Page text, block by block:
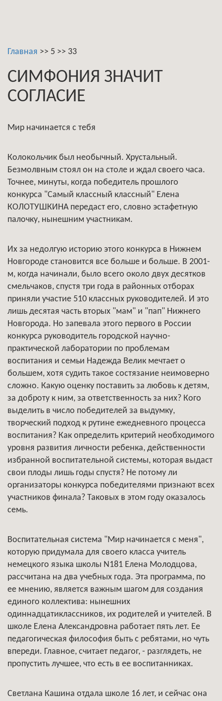
Главная >> 5 >> 33
СИМФОНИЯ ЗНАЧИТ
СОГЛАСИЕ
Мир начинается с тебя
Колокольчик был необычный. Хрустальный.
Безмолвным стоял он на столе и ждал своего часа.
Точнее, минуты, когда победитель прошлого
конкурса "Самый классный классный" Елена
КОЛОТУШКИНА передаст его, словно эстафетную
палочку, нынешним участникам.
Их за недолгую историю этого конкурса в Нижнем
Новгороде становится все больше и больше. В 2001-
м, когда начинали, было всего около двух десятков
смельчаков, спустя три года в районных отборах
приняли участие 510 классных руководителей. И это
лишь десятая часть вторых "мам" и "пап" Нижнего
Новгорода. Но запевала этого первого в России
конкурса руководитель городской научно-
практической лаборатории по проблемам
воспитания и семьи Надежда Велик мечтает о
большем, хотя судить такое состязание неимоверно
сложно. Какую оценку поставить за любовь к детям,
за доброту к ним, за ответственность за них? Кого
выделить в число победителей за выдумку,
творческий подход к рутине ежедневного процесса
воспитания? Как определить критерий необходимого
уровня развития личности ребенка, действенности
избранной воспитательной системы, которая выдаст
свои плоды лишь годы спустя? Не потому ли
организаторы конкурса победителями признают всех
участников финала? Таковых в этом году оказалось
семь.
Воспитательная система "Мир начинается с меня",
которую придумала для своего класса учитель
немецкого языка школы N181 Елена Молодцова,
рассчитана на два учебных года. Эта программа, по
ее мнению, является важным шагом для создания
единого коллектива: нынешних
одиннадцатиклассников, их родителей и учителей. В
школе Елена Александровна работает пять лет. Ее
педагогическая философия быть с ребятами, но чуть
впереди. Главное, считает педагог, - разглядеть, не
пропустить лучшее, что есть в ее воспитанниках.
Светлана Кашина отдала школе 16 лет, и сейчас она